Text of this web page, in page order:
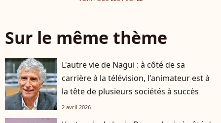
Sur le même thème
L'autre vie de Nagui : à côté de sa
carrière à la télévision, l'animateur est à
la tête de plusieurs sociétés à succès
2 avril 2026